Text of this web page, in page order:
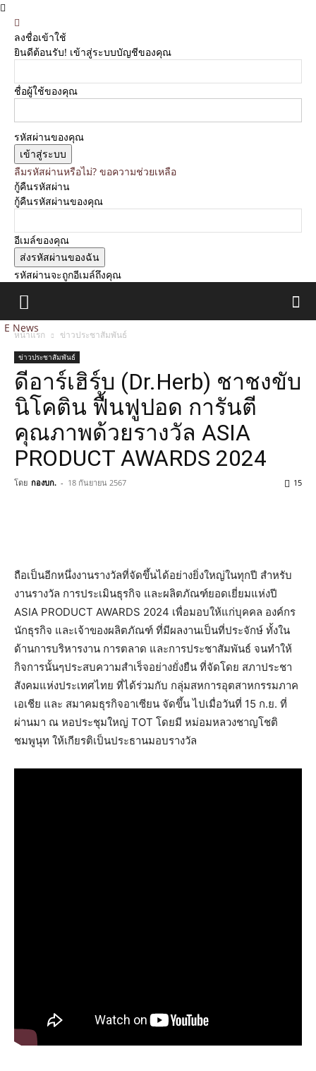
ลงชื่อเข้าใช้
ยินดีต้อนรับ! เข้าสู่ระบบบัญชีของคุณ
ชื่อผู้ใช้ของคุณ
รหัสผ่านของคุณ
ลืมรหัสผ่านหรือไม่? ขอความช่วยเหลือ
กู้คืนรหัสผ่าน
กู้คืนรหัสผ่านของคุณ
อีเมล์ของคุณ
รหัสผ่านจะถูกอีเมล์ถึงคุณ
E News
หน้าแรก ข่าวประชาสัมพันธ์
ข่าวประชาสัมพันธ์
ดีอาร์เฮิร์บ (Dr.Herb) ชาชงขับ
นิโคติน ฟื้นฟูปอด การันตี
คุณภาพด้วยรางวัล ASIA
PRODUCT AWARDS 2024
โดย กองบก. - 18 กันยายน 2567 15
ถือเป็นอีกหนึ่งงานรางวัลที่จัดขึ้นได้อย่างยิ่งใหญ่ในทุกปี สำหรับ
งานรางวัล การประเมินธุรกิจ และผลิตภัณฑ์ยอดเยี่ยมแห่งปี
ASIA PRODUCT AWARDS 2024 เพื่อมอบให้แก่บุคคล องค์กร
นักธุรกิจ และเจ้าของผลิตภัณฑ์ ที่มีผลงานเป็นที่ประจักษ์ ทั้งใน
ด้านการบริหารงาน การตลาด และการประชาสัมพันธ์ จนทำให้
กิจการนั้นๆประสบความสำเร็จอย่างยั่งยืน ที่จัดโดย สภาประชา
สังคมแห่งประเทศไทย ที่ได้ร่วมกับ กลุ่มสหการอุตสาหกรรมภาค
เอเชีย และ สมาคมธุรกิจอาเซียน จัดขึ้น ไปเมื่อวันที่ 15 ก.ย. ที่
ผ่านมา ณ หอประชุมใหญ่ TOT โดยมี หม่อมหลวงชาญโชติ
ชมพูนุท ให้เกียรติเป็นประธานมอบรางวัล